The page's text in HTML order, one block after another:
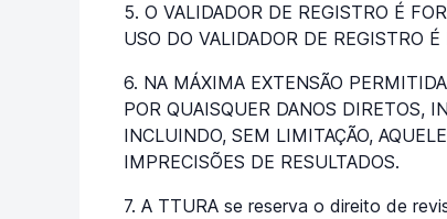
5. O VALIDADOR DE REGISTRO É
USO DO VALIDADOR DE REGISTRO
6. NA MÁXIMA EXTENSÃO
POR QUAISQUER DANOS DIRETOS,
INCLUINDO, SEM LIMITAÇÃO,
IMPRECISÕES DE RESULTADOS.
7. A TTURA se reserva o direito de